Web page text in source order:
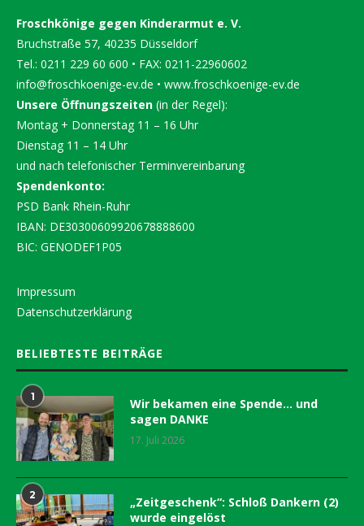
Froschkönige gegen Kinderarmut e. V.
Bruchstraße 57, 40235 Düsseldorf
Tel.: 0211 229 60 600 • FAX: 0211-22960602
info@froschkoenige-ev.de • www.froschkoenige-ev.de
Unsere Öffnungszeiten (in der Regel):
Montag + Donnerstag 11 – 16 Uhr
Dienstag 11 – 14 Uhr
und nach telefonischer Terminvereinbarung
Spendenkonto:
PSD Bank Rhein-Ruhr
IBAN: DE30300609920678888600
BIC: GENODEF1P05
Impressum
Datenschutzerklärung
BELIEBTESTE BEITRÄGE
1
Wir bekamen eine Spende… und
sagen DANKE
17. Juli 2026
2
„Zeitgeschenk“: Schloß Dankern (2)
wurde eingelöst